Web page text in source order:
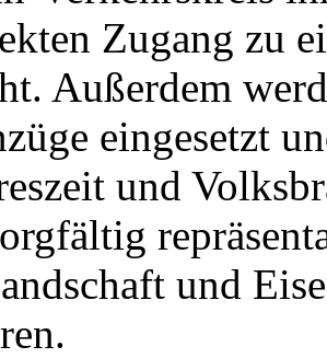
Zugang zu
Außerdem
eingesetzt
und
und